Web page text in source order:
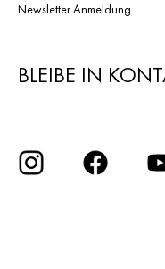
Newsletter Anmeldung
BLEIBE IN